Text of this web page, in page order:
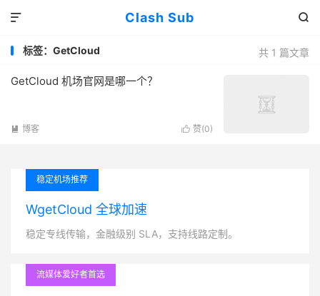
Clash Sub 

共 1 篇文章
标签：GetCloud
GetCloud 机场官网是哪一个？
 赞(0)
 博客
稳定机场推荐
WgetCloud 全球加速
稳定专线传输，金融级别 SLA，支持线路定制。
流媒体爱好者首选